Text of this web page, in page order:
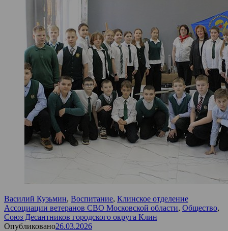
Василий Кузьмин, Воспитание, Клинское отделение
Ассоциации ветеранов СВО Московской области, Общество,
Союз Десантников городского округа Клин
Опубликовано26.03.2026